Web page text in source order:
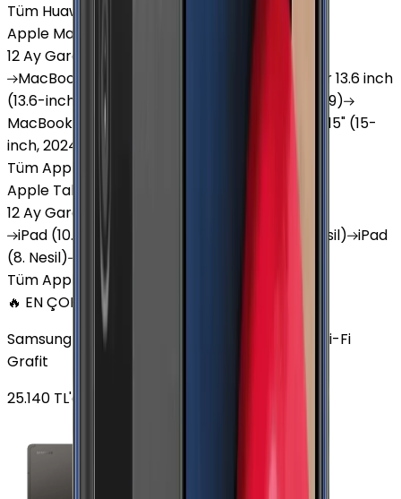
Tüm Huawei Tablet'ler
Apple Macbook
12 Ay Garanti
12 Taksit
MacBook
MacBook
Air 13.6 inch
(13.6-inch, 2022)
Air 13" (13-inch, 2019)
MacBook Pro 16" (16-inch, 2019)
Air 15" (15-
inch, 2024)
MacBook
Tüm Apple Macbook'lar
Apple Tablet
12 Ay Garanti
iPad (10. Nesil) (9. Nesil) iPad
(8. Nesil)
iPad
Tüm Apple Tablet'ler
🔥 EN ÇOK SATAN
Samsung Galaxy Tab S9 Plus 256 GB 12.4 inç Wi-Fi
Grafit
25.140 TL'den